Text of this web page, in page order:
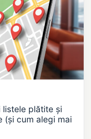
listele plătite și
(și cum alegi mai